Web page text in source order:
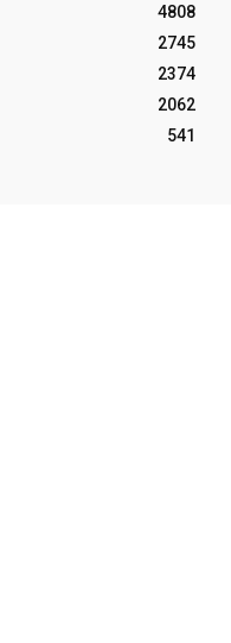
4808
2745
2374
2062
541